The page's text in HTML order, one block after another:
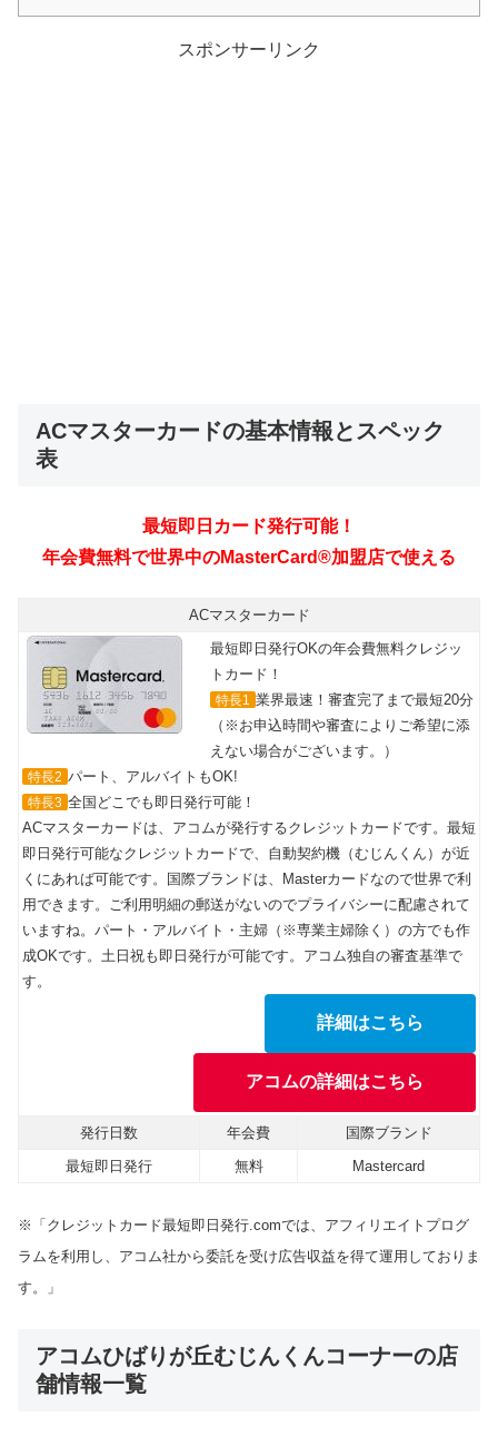
スポンサーリンク
ACマスターカードの基本情報とスペック
表
最短即日カード発行可能！
年会費無料で世界中のMasterCard®加盟店で使える
ACマスターカード
最短即日発行OKの年会費無料クレジッ
トカード！
特長1 業界最速！審査完了まで最短20分
（※お申込時間や審査によりご希望に添
えない場合がございます。）
特長2 パート、アルバイトもOK!
特長3 全国どこでも即日発行可能！
ACマスターカードは、アコムが発行するクレジットカードです。最短
即日発行可能なクレジットカードで、自動契約機（むじんくん）が近
くにあれば可能です。国際ブランドは、Masterカードなので世界で利
用できます。ご利用明細の郵送がないのでプライバシーに配慮されて
いますね。パート・アルバイト・主婦（※専業主婦除く）の方でも作
成OKです。土日祝も即日発行が可能です。アコム独自の審査基準で
す。
詳細はこちら
アコムの詳細はこちら
発行日数 年会費
国際ブランド
最短即日発行
無料 Mastercard
※「クレジットカード最短即日発行.comでは、アフィリエイトプログ
ラムを利用し、アコム社から委託を受け広告収益を得て運用しておりま
す。」
アコムひばりが丘むじんくんコーナーの店
舗情報一覧